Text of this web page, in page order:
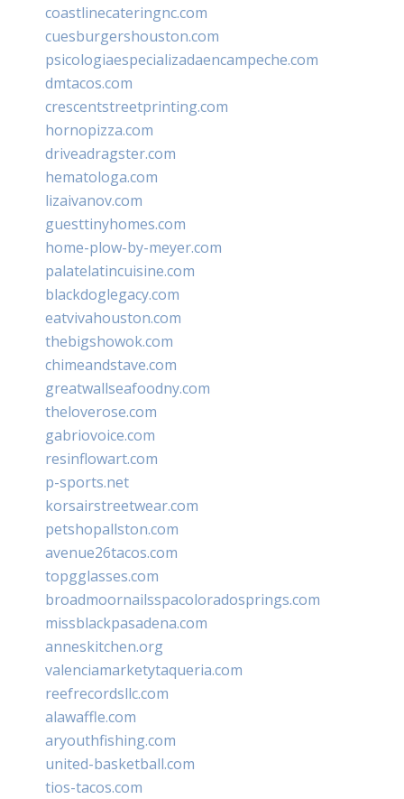
coastlinecateringnc.com
cuesburgershouston.com
psicologiaespecializadaencampeche.com
dmtacos.com
crescentstreetprinting.com
hornopizza.com
driveadragster.com
hematologa.com
lizaivanov.com
guesttinyhomes.com
home-plow-by-meyer.com
palatelatincuisine.com
blackdoglegacy.com
eatvivahouston.com
thebigshowok.com
chimeandstave.com
greatwallseafoodny.com
theloverose.com
gabriovoice.com
resinflowart.com
p-sports.net
korsairstreetwear.com
petshopallston.com
avenue26tacos.com
topgglasses.com
broadmoornailsspacoloradosprings.com
missblackpasadena.com
anneskitchen.org
valenciamarketytaqueria.com
reefrecordsllc.com
alawaffle.com
aryouthfishing.com
united-basketball.com
tios-tacos.com